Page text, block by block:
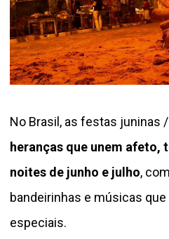
No Brasil, as festas juninas
heranças que unem afeto,
noites de junho e julho,
bandeirinhas e músicas
especiais.